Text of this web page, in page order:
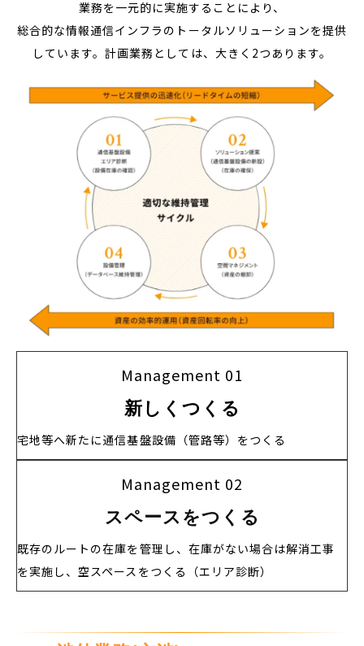
業務を一元的に実施することにより、
総合的な情報通信インフラのトータルソリューションを提供
しています。計画業務としては、大きく2つあります。
Management 01
新しくつくる
宅地等へ新たに通信基盤設備（管路等）をつくる
Management 02
スペースをつくる
既存のルートの在庫を管理し、在庫がない場合は解消工事
を実施し、空スペースをつくる（エリア診断）